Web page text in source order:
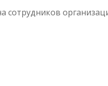
сотрудников